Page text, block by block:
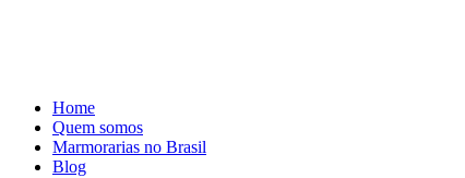
Home
Quem somos
Marmorarias no Brasil
Blog